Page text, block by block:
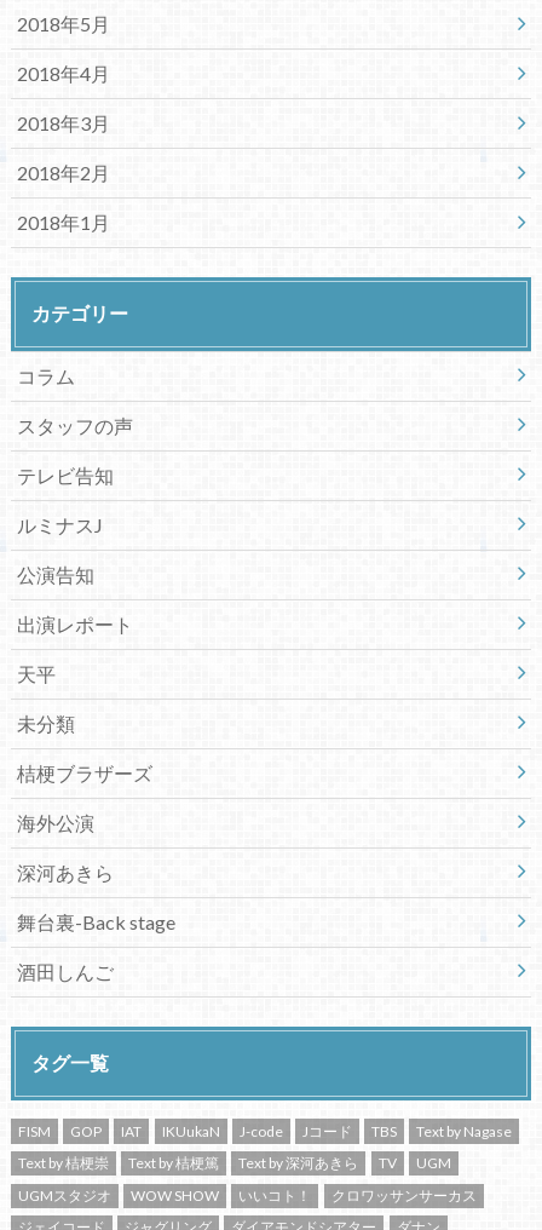
2018年5月
2018年4月
2018年3月
2018年2月
2018年1月
カテゴリー
コラム
スタッフの声
テレビ告知
ルミナスJ
公演告知
出演レポート
天平
未分類
桔梗ブラザーズ
海外公演
深河あきら
舞台裏-Back stage
酒田しんご
タグ一覧
FISM GOP IAT IKUukaN J-code Jコード TBS
Text by Nagase
Text by 桔梗崇
Text by 桔梗篤 Text by 深河あきら TV
UGM
UGMスタジオ
WOW SHOW いいコト！
クロワッサンサーカス